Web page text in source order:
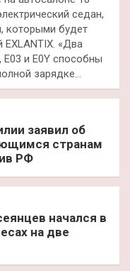
седан,
которыми будет
«Два
E03 и E0Y способны
зарядке…
заявил об
странам
РФ
начался в
на две